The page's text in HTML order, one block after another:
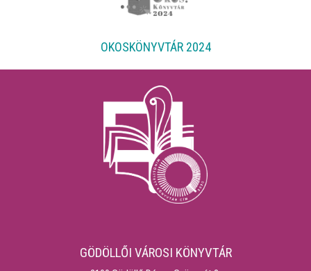
OKOSKÖNYVTÁR 2024
GÖDÖLLŐI VÁROSI KÖNYVTÁR